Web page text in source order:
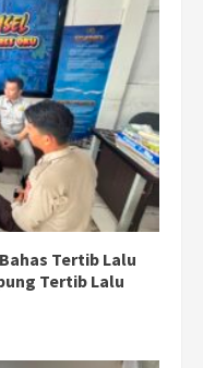
Tertib Lalu
Tertib Lalu